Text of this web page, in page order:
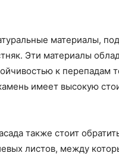
материалы,
Эти материалы
к перепадам
имеет высокую
также стоит
листов, между